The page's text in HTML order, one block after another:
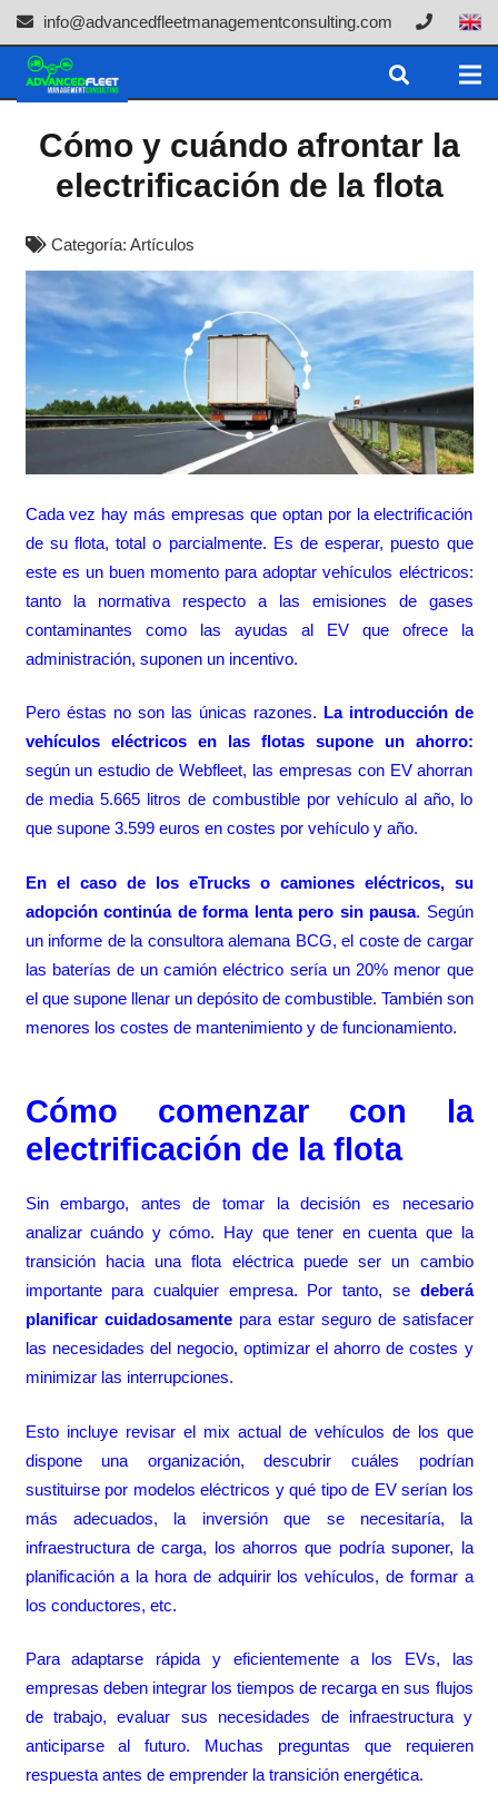
info@advancedfleetmanagementconsulting.com
Cómo y cuándo afrontar la
electrificación de la flota
Categoría: Artículos
Cada vez hay más empresas que optan por la electrificación
de su flota, total o parcialmente. Es de esperar, puesto que
este es un buen momento para adoptar vehículos eléctricos:
tanto la normativa respecto a las emisiones de gases
contaminantes como las ayudas al EV que ofrece la
administración, suponen un incentivo.
Pero éstas no son las únicas razones. La introducción de
vehículos eléctricos en las flotas supone un ahorro:
según un estudio de Webfleet, las empresas con EV ahorran
de media 5.665 litros de combustible por vehículo al año, lo
que supone 3.599 euros en costes por vehículo y año.
En el caso de los eTrucks o camiones eléctricos, su
adopción continúa de forma lenta pero sin pausa. Según
un informe de la consultora alemana BCG, el coste de cargar
las baterías de un camión eléctrico sería un 20% menor que
el que supone llenar un depósito de combustible. También son
menores los costes de mantenimiento y de funcionamiento.
Cómo comenzar con la
electrificación de la flota
Sin embargo, antes de tomar la decisión es necesario
analizar cuándo y cómo. Hay que tener en cuenta que la
transición hacia una flota eléctrica puede ser un cambio
importante para cualquier empresa. Por tanto, sedeberá
planificar cuidadosamentepara estar seguro de satisfacer
las necesidades del negocio, optimizar el ahorro de costes y
minimizar las interrupciones.
Esto incluye revisar el mix actual de vehículos de los que
dispone una organización, descubrir cuáles podrían
sustituirse por modelos eléctricos y qué tipo de EV serían los
más adecuados, la inversión que se necesitaría, la
infraestructura de carga, los ahorros que podría suponer, la
planificación a la hora de adquirir los vehículos, de formar a
los conductores, etc.
Para adaptarse rápida y eficientemente a los EVs, las
empresas deben integrar los tiempos de recarga en sus flujos
de trabajo, evaluar sus necesidades de infraestructura y
anticiparse al futuro. Muchas preguntas que requieren
respuesta antes de emprender la transición energética.